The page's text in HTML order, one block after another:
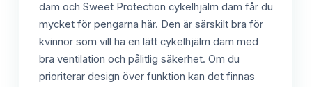
dam och Sweet Protection cykelhjälm dam får du
mycket för pengarna här. Den är särskilt bra för
kvinnor som vill ha en lätt cykelhjälm dam med
bra ventilation och pålitlig säkerhet. Om du
prioriterar design över funktion kan det finnas